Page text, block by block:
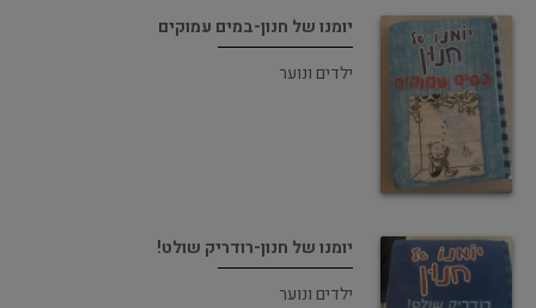
יומנו של חנון-במים עמוקים
ילדים ונוער
יומנו של חנון-רודריק שולט!
ילדים ונוער